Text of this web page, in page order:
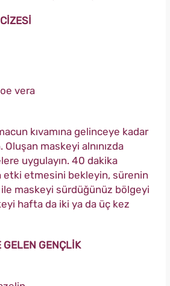
vera
kıvamına gelinceye kadar
maskeyi alnınızda
uygulayın. 40 dakika
etki etmesini bekleyin, sürenin
maskeyi sürdüğünüz bölgeyi
hafta da iki ya da üç kez
GENÇLİK